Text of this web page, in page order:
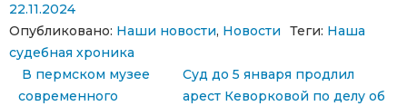
22.11.2024
Опубликовано: Наши новости, Новости Теги: Наша
судебная хроника
Навигация по записям
В пермском музее
современного
Суд до 5 января продлил
арест Кеворковой по делу об